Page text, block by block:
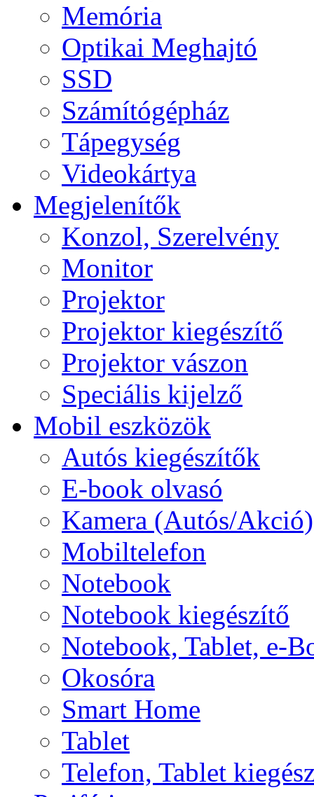
Memória
Optikai Meghajtó
SSD
Számítógépház
Tápegység
Videokártya
Megjelenítők
Konzol, Szerelvény
Monitor
Projektor
Projektor kiegészítő
Projektor vászon
Speciális kijelző
Mobil eszközök
Autós kiegészítők
E-book olvasó
Kamera (Autós/Akció)
Mobiltelefon
Notebook
Notebook kiegészítő
Notebook, Tablet, e-
Okosóra
Smart Home
Tablet
Telefon, Tablet